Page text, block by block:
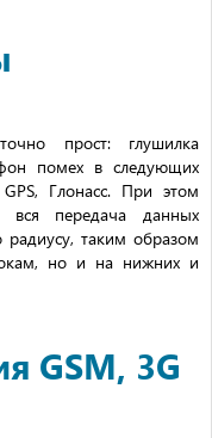
прост: глушилка
помех в следующих
Глонасс. При этом
вся передача данных
радиусу, таким образом
но и на нижних и
GSM, 3G